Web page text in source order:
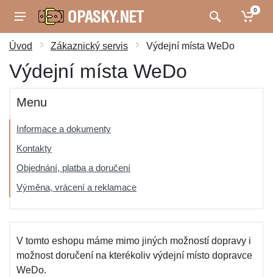
0
Úvod Zákaznický servis Výdejní místa WeDo
Výdejní místa WeDo
Menu
Informace a dokumenty
Kontakty
Objednání, platba a doručení
Výměna, vrácení a reklamace
V tomto eshopu máme mimo jiných možností dopravy i
možnost doručení na kterékoliv výdejní místo dopravce
WeDo.